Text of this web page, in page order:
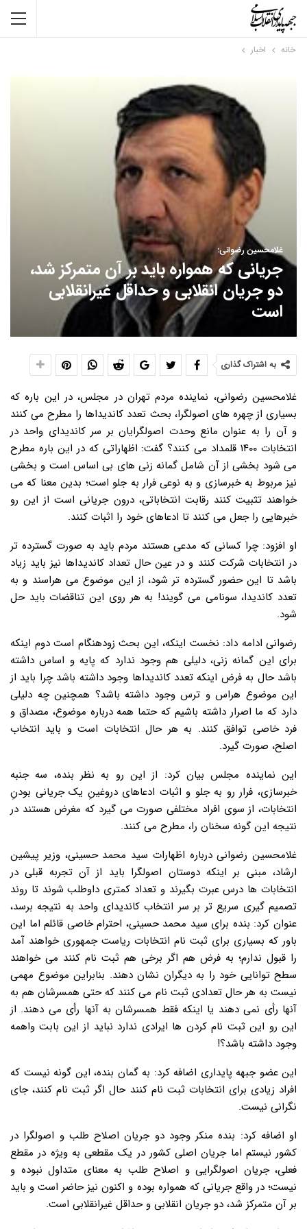
خانه اخبار
غلامحسین رضوانی:
جریانی که همواره باید بر آن متمرکز شد،
دو جریان انقلابی و حداقل غیرانقلابی
است
به اشتراک گذاری
غلامحسین رضوانی، نماینده مردم تهران در مجلس، در این باره که
بسیاری از چهره های اصولگرا، بحث تعدد کاندیداها را مطرح می کنند
و آن را به عنوان مانع وحدت اصولگرایان بر سر کاندیدای واحد در
انتخابات ۱۴۰۰ قلمداد می کنند؟ گفت: اظهاراتی که در این باره مطرح
می شود بخشی از آن شامل گمانه زنی های بی اساس است و بخشی
نیز مربوط به خبرسازی و به نوعی فرار به جلو است؛ بدین معنا که می
خواهند تثبیت کنند رقابت انتخاباتی، درون جریانی است از این رو
خبرهایی را جعل می کنند تا ادعاهای خود را اثبات کنند.
او افزود: چرا کسانی که مدعی هستند مردم باید به صورت گسترده تر
در انتخابات شرکت کنند و در عین حال تعداد کاندیداها نیز باید زیاد
باشد تا این حضور گسترده تر شود، از این موضوع می هراسند و به
تعدد کاندیدا، سونامی می گویند! به هر روی این تناقضات باید حل
شود.
رضوانی ادامه داد: نخست اینکه، این بحث زودهنگام است دوم اینکه
برای این گمانه زنی، دلیلی هم وجود ندارد که پایه و اساس داشته
باشد حال به فرض اینکه تعدد کاندیداها وجود داشته باشد چرا باید از
این موضوع هراس و ترس وجود داشته باشد؟ همچنین چه دلیلی
دارد که ما اصرار داشته باشیم که حتما همه درباره موضوع، مصداق و
فرد خاصی توافق کنند. به هر حال انتخابات است و باید انتخاب
اصلح، صورت گیرد.
این نماینده مجلس بیان کرد: از این رو به نظر بنده، سه جنبه
خبرسازی، فرار رو به جلو و اثبات ادعاهای دروغینِ یک جریانی بودنِ
انتخابات، از سوی افراد مختلفی صورت می گیرد که مغرض هستند در
نتیجه این گونه سخنان را، مطرح می کنند.
غلامحسین رضوانی درباره اظهارات سید محمد حسینی، وزیر پیشین
ارشاد، مبنی بر اینکه دوستان اصولگرا باید از آن تجربه قبلی در
انتخابات ها درس عبرت بگیرند و تعداد کمتری داوطلب شوند تا روند
تصمیم گیری سریع تر بر سر انتخاب کاندیدای واحد به نتیجه برسد،
عنوان کرد: بنده برای سید محمد حسینی، احترام خاصی قائلم اما این
باور که بسیاری برای ثبت نام انتخابات ریاست جمهوری خواهند آمد
را قبول ندارم؛ به فرض هم اگر برخی هم ثبت نام کنند می خواهند
سطح توانایی خود را به دیگران نشان دهند. بنابراین موضوع مهمی
نیست به هر حال تعدادی ثبت نام می کنند که حتی همسرشان هم به
آنها رأی نمی دهند یا اینکه فقط همسرشان به آنها رأی می دهند. از
این رو این ثبت نام کردن ها ایرادی ندارد نباید از این بابت واهمه
وجود داشته باشد؟!
این عضو جبهه پایداری اضافه کرد: به گمان بنده، این گونه نیست که
افراد زیادی برای انتخابات ثبت نام کنند حال اگر ثبت نام کنند، جای
نگرانی نیست.
او اضافه کرد: بنده منکر وجود دو جریان اصلاح طلب و اصولگرا در
کشور نیستم اما جریان اصلی کشور در یک مقطعی به ویژه در مقطع
فعلی، جریان اصولگرایی و اصلاح طلب به معنای متداول نبوده و
نیست؛ در واقع جریانی که همواره بوده و اکنون نیز حاضر است و باید
بر آن متمرکز شد، دو جریان انقلابی و حداقل غیرانقلابی است.